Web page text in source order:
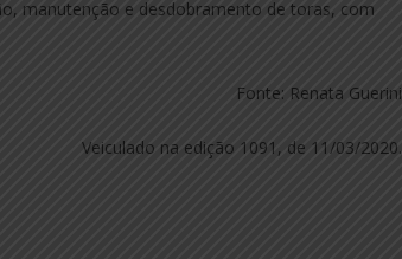
manutenção e desdobramento de toras, com
Fonte: Renata Guerini
Veiculado na edição 1091, de 11/03/2020.